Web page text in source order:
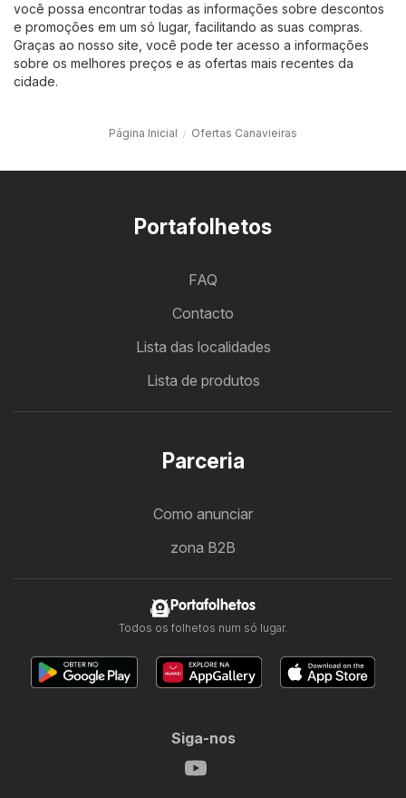
você possa encontrar todas as informações sobre descontos
e promoções em um só lugar, facilitando as suas compras.
Graças ao nosso site, você pode ter acesso a informações
sobre os melhores preços e as ofertas mais recentes da
cidade.
Página Inicial Ofertas Canavieiras
Portafolhetos
FAQ
Contacto
Lista das localidades
Lista de produtos
Parceria
Como anunciar
zona B2B
Portafolhetos
Todos os folhetos num só lugar.
Siga-nos